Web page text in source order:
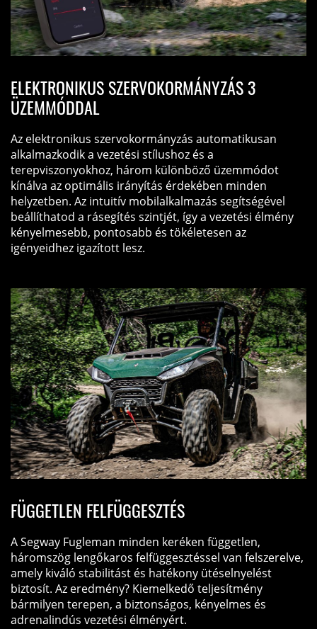
ELEKTRONIKUS SZERVOKORMÁNYZÁS 3
ÜZEMMÓDDAL
Az elektronikus szervokormányzás automatikusan
alkalmazkodik a vezetési stílushoz és a
terepviszonyokhoz, három különböző üzemmódot
kínálva az optimális irányítás érdekében minden
helyzetben. Az intuitív mobilalkalmazás segítségével
beállíthatod a rásegítés szintjét, így a vezetési élmény
kényelmesebb, pontosabb és tökéletesen az
igényeidhez igazított lesz.
FÜGGETLEN FELFÜGGESZTÉS
A Segway Fugleman minden keréken független,
háromszög lengőkaros felfüggesztéssel van felszerelve,
amely kiváló stabilitást és hatékony ütéselnyelést
biztosít. Az eredmény? Kiemelkedő teljesítmény
bármilyen terepen, a biztonságos, kényelmes és
adrenalindús vezetési élményért.